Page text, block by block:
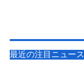
最近の注目ニュース